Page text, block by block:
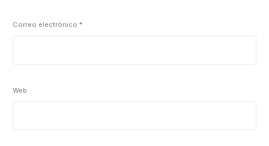
Correo electrónico*
Web